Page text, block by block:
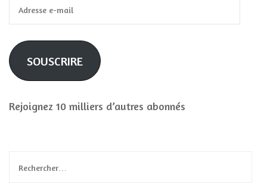
e-
mail
SOUSCRIRE
Rejoignez 10 milliers d’autres abonnés
Rechercher :